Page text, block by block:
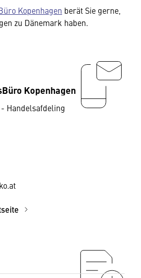
Kopenhagen berät Sie gerne,
zu Dänemark haben.
Kopenhagen
Handelsafdeling